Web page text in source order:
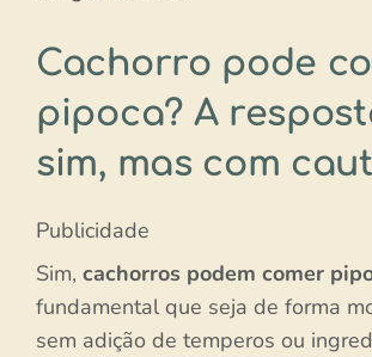
Cachorro pode
pipoca? A
sim, mas com
Publicidade
Sim, cachorros podem comer
fundamental que seja de forma
sem adição de temperos ou